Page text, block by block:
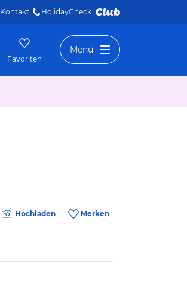
Kontakt HolidayCheck
Favoriten
Menü
Hochladen Merken